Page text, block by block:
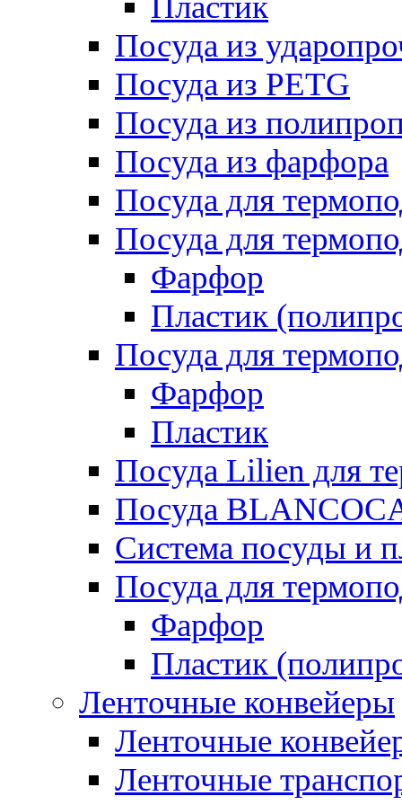
Посуда из
Посуда из PETG
Посуда из
Посуда из фарфора
Посуда для
Посуда для
Фарфор
Пластик
Посуда для
Фарфор
Пластик
Посуда Lilien для
Посуда
Система посуды и
Посуда для
Фарфор
Пластик
Ленточные конвейеры
Ленточные
Ленточные